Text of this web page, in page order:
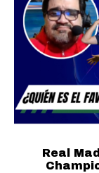
Real